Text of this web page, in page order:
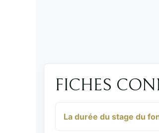
FICHES
La durée du stage du